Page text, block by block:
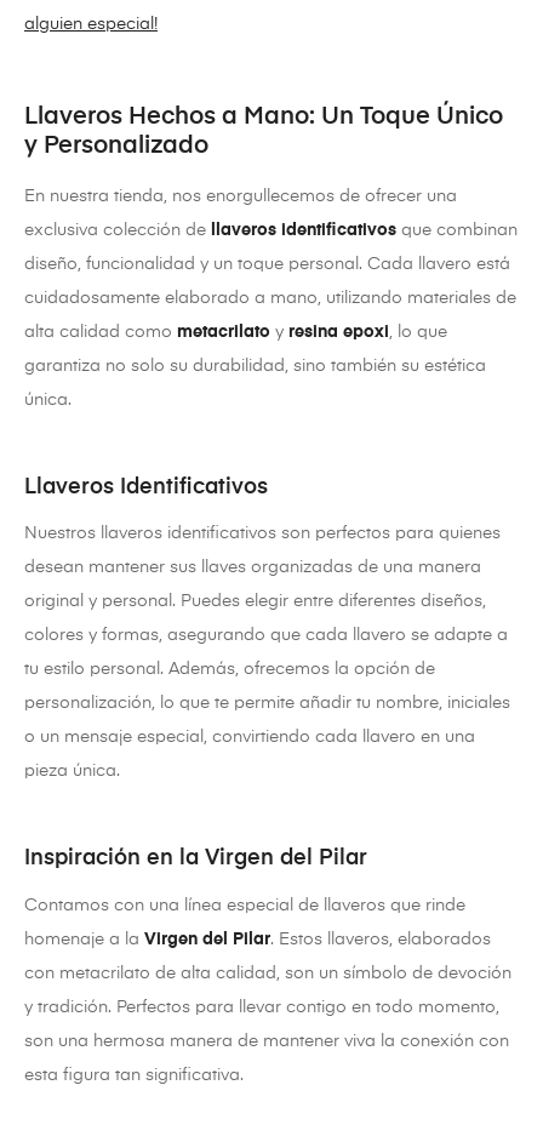
alguien especial!
Llaveros Hechos a Mano: Un Toque Único
y Personalizado
En nuestra tienda, nos enorgullecemos de ofrecer una
exclusiva colección de
llaveros identificativos que combinan
diseño, funcionalidad y un toque personal. Cada llavero está
cuidadosamente elaborado a mano, utilizando materiales de
alta calidad como metacrilato y resina epoxi
, lo que
garantiza no solo su durabilidad, sino también su estética
única.
Llaveros Identificativos
Nuestros llaveros identificativos son perfectos para quienes
desean mantener sus llaves organizadas de una manera
original y personal. Puedes elegir entre diferentes diseños,
colores y formas, asegurando que cada llavero se adapte a
tu estilo personal. Además, ofrecemos la opción de
personalización, lo que te permite añadir tu nombre, iniciales
o un mensaje especial, convirtiendo cada llavero en una
pieza única.
Inspiración en la Virgen del Pilar
Contamos con una línea especial de llaveros que rinde
homenaje a la Virgen del Pilar. Estos llaveros, elaborados
con metacrilato de alta calidad, son un símbolo de devoción
y tradición. Perfectos para llevar contigo en todo momento,
son una hermosa manera de mantener viva la conexión con
esta figura tan significativa.